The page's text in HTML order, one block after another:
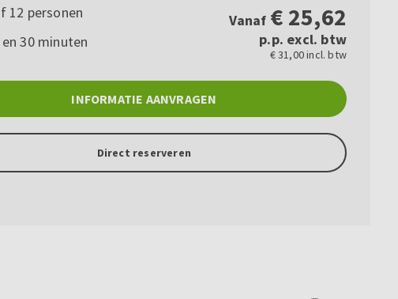
12 personen
30 minuten
Vanaf € 25,62
p.p. excl. btw
€ 31,00 incl. btw
INFORMATIE AANVRAGEN
Direct reserveren